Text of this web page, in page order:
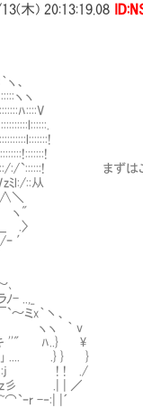
木) 20:13:19.08
、
ヽ
ﾊ::::V
まずはこち
l:/::从
"
.〉
′
..,_
x｀丶、
ヽヽ ｀ v
''" ﾊ..} \
｣ .... .} } }
l .:j ! ! ./
彡 .| | ／
ｰr -‐:| |´